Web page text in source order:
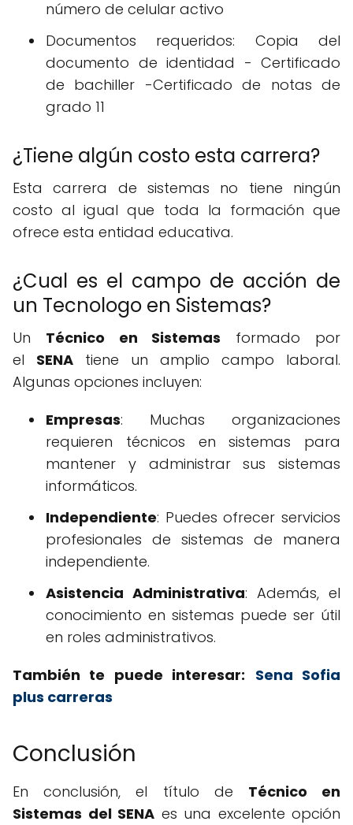
número de celular activo
Documentos requeridos: Copia del
documento de identidad - Certificado
de bachiller -Certificado de notas de
grado 11
¿Tiene algún costo esta carrera?
Esta carrera de sistemas no tiene ningún
costo al igual que toda la formación que
ofrece esta entidad educativa.
¿Cual es el campo de acción de
un Tecnologo en Sistemas?
Un Técnico en Sistemas formado por
el SENA tiene un amplio campo laboral.
Algunas opciones incluyen:
Empresas: Muchas organizaciones
requieren técnicos en sistemas para
mantener y administrar sus sistemas
informáticos.
Independiente: Puedes ofrecer servicios
profesionales de sistemas de manera
independiente.
Asistencia Administrativa: Además, el
conocimiento en sistemas puede ser útil
en roles administrativos.
También te puede interesar: Sena Sofia
plus carreras
Conclusión
En conclusión, el título de Técnico en
Sistemas del SENA es una excelente opción